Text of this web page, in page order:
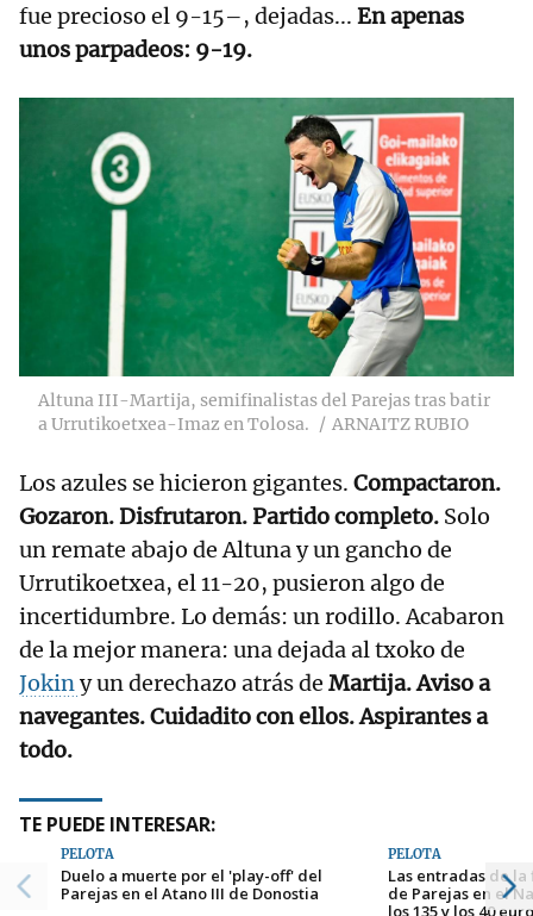
fue precioso el 9-15–, dejadas... En apenas
unos parpadeos: 9-19.
Altuna III-Martija, semifinalistas del Parejas tras batir
a Urrutikoetxea-Imaz en Tolosa.
ARNAITZ RUBIO
Los azules se hicieron gigantes. Compactaron.
Gozaron. Disfrutaron. Partido completo. Solo
un remate abajo de Altuna y un gancho de
Urrutikoetxea, el 11-20, pusieron algo de
incertidumbre. Lo demás: un rodillo. Acabaron
de la mejor manera: una dejada al txoko de
Jokin y un derechazo atrás de Martija. Aviso a
navegantes. Cuidadito con ellos. Aspirantes a
todo.
TE PUEDE INTERESAR:
PELOTA
Duelo a muerte por el 'play-off' del
Parejas en el Atano III de Donostia
PELOTA
Las entradas de
de Parejas en el
los 135 y los 40